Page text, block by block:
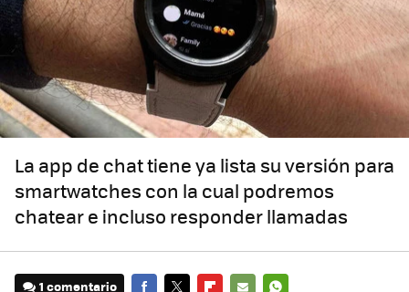
La app de chat tiene ya lista su versión para
smartwatches con la cual podremos
chatear e incluso responder llamadas
1 comentario